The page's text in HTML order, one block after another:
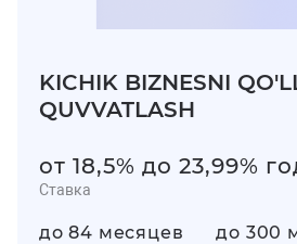
KICHIK BIZNESNI
QUVVATLASH
от 18,5% до 23,99%
Ставка
до 84 месяцев до 300